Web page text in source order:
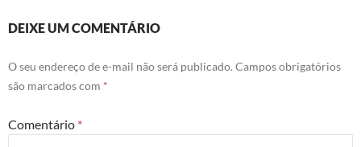
DEIXE UM COMENTÁRIO
O seu endereço de e-mail não será publicado. Campos obrigatórios
são marcados com *
Comentário *